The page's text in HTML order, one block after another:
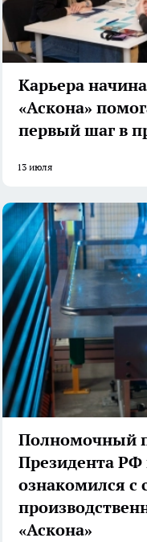
Карьера
«Аскона»
первый шаг в
13 июля
Полномочный
Президента
ознакомился
«Аскона»